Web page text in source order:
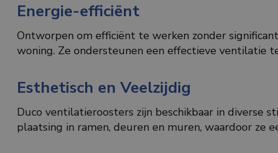
Energie-efficiënt
Ontworpen om efficiënt te werken zonder
woning. Ze ondersteunen een effectieve ventilatie
Esthetisch en Veelzijdig
Duco ventilatieroosters zijn beschikbaar in diverse
plaatsing in ramen, deuren en muren, waardoor ze